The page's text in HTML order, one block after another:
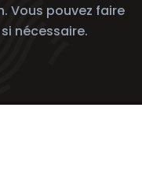
Vous pouvez faire
nécessaire.